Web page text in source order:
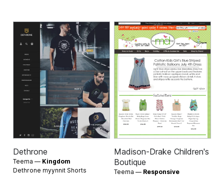
Dethrone
Teema — Kingdom
Dethrone myynnit Shorts
Madison-Drake Children's
Boutique
Teema — Responsive